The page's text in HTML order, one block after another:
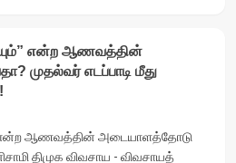
என்ற ஆணவத்தின்
முதல்வர் எடப்பாடி மீது
என்ற ஆணவத்தின் அடையாளத்தோடு
திமுக விவசாய - விவசாயத்